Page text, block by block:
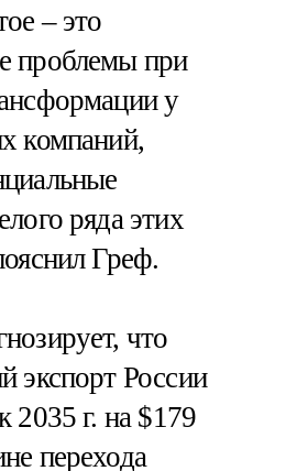
– это
проблемы при
у
компаний,
ряда этих
Греф.
что
экспорт России
2035 г. на $179
перехода